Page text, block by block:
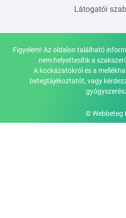
Látogatói
Figyelem! Az oldalon található
nem helyettesítik a
A kockázatokról és a
betegtájékoztatót, vagy
© Webbeteg